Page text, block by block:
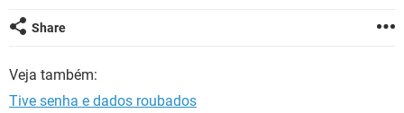
INSTAGRAM
Share
Veja também:
Tive senha e dados roubados